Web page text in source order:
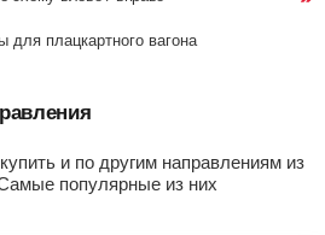
плацкартного вагона
и по другим направлениям из
популярные из них